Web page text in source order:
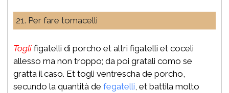
21. Per fare tomacelli
Togli figatelli di porcho et altri figatelli et coceli
allesso ma non troppo; da poi gratali como se
gratta il caso. Et togli ventrescha de porcho,
secundo la quantità de fegatelli , et battila molto